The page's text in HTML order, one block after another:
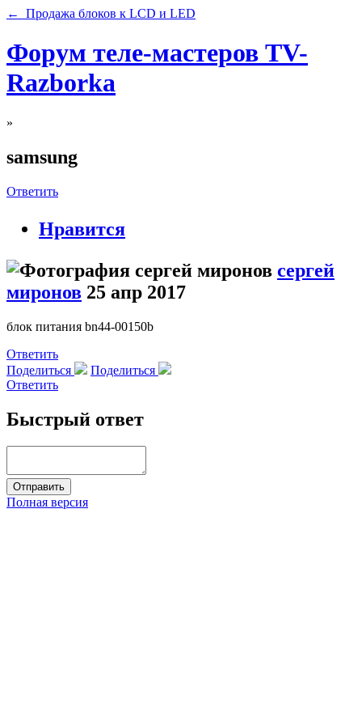
← Продажа блоков к LCD и LED
Форум теле-мастеров TV-
Razborka
»
samsung
Ответить
Нравится
сергей
миронов 25 апр 2017
блок питания bn44-00150b
Ответить
Поделиться
Поделиться
Ответить
Быстрый ответ
Полная версия